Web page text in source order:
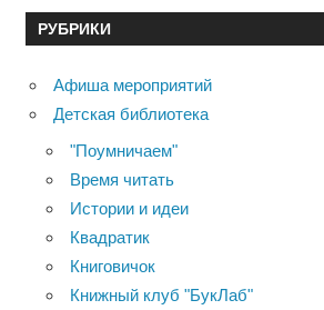
РУБРИКИ
Афиша мероприятий
Детская библиотека
"Поумничаем"
Время читать
Истории и идеи
Квадратик
Книговичок
Книжный клуб "БукЛаб"